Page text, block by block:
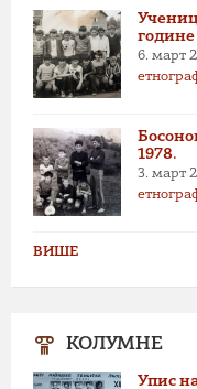
године
6. март
1978.
3. март
ВИШЕ
КОЛУМНЕ
Упис